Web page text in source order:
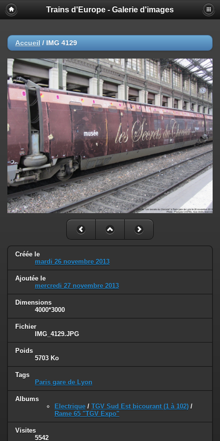
Trains d'Europe - Galerie d'images
Accueil / IMG 4129
Créée le
mardi 26 novembre 2013
Ajoutée le
mercredi 27 novembre 2013
Dimensions
4000*3000
Fichier
IMG_4129.JPG
Poids
5703 Ko
Tags
Paris gare de Lyon
Albums
Electrique / TGV Sud Est bicourant (1 à 102) /
Rame 65 "TGV Expo"
Visites
5542